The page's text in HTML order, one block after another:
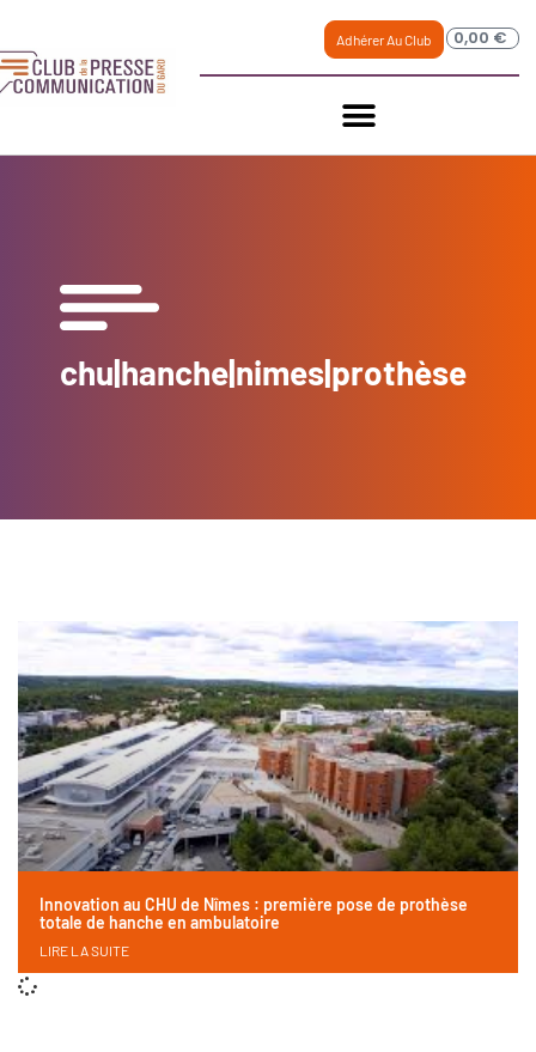
Adhérer Au Club 0,00 €
chu|hanche|nimes|prothèse
Innovation au CHU de Nîmes : première pose de prothèse
totale de hanche en ambulatoire
LIRE LA SUITE